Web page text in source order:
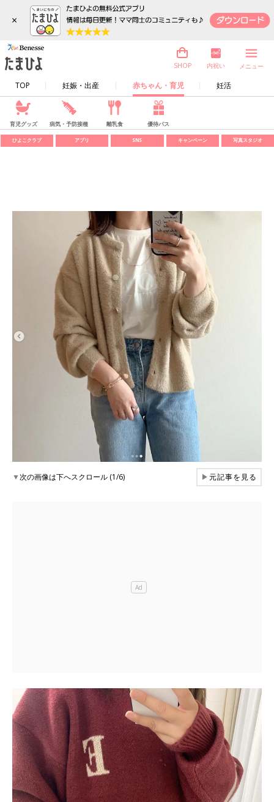
×
TOP 妊娠・出産 赤ちゃん・育児 妊活
SHOP 内祝い メニュー
育児グッズ 病気・予防接種 離乳食 優待パス
ひよこクラブ アプリ SNS キャンペーン 写真スタジオ
▼次の画像は下へスクロール (1/6) ▶元記事を見る